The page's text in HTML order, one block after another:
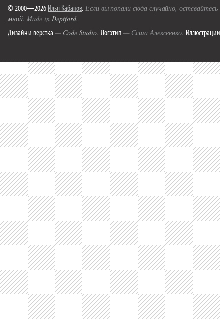
© 2000—2026 Илья Кабанов. Если вы попали сюда случайно,
мной. Made in Deptford.
Дизайн и верстка — Code Studio. Логотип — Саша Алексеенко. Иллюстрации